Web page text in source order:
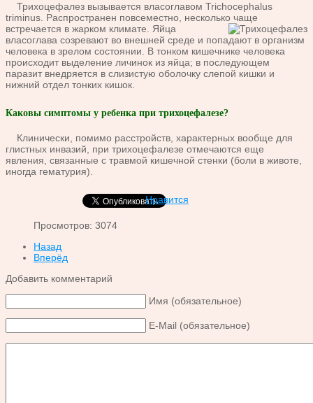
Трихоцефалез вызывается власоглавом Trichocephalus
triminus. Распространен повсеместно, несколько чаще
встречается в жарком климате. Яйца
власоглава созревают во внешней среде и попадают в организм
человека в зрелом состоянии. В тонком кишечнике человека
происходит выделение личинок из яйца; в последующем
паразит внедряется в слизистую оболочку слепой кишки и
нижний отдел тонких кишок.
Каковы симптомы у ребенка при трихоцефалезе?
Клинически, помимо расстройств, характерных вообще для
глистных инвазий, при трихоцефалезе отмечаются еще
явления, связанные с травмой кишечной стенки (боли в животе,
иногда гематурия).
Нравится
Просмотров: 3074
Назад
Вперёд
Добавить комментарий
Имя (обязательное)
E-Mail (обязательное)